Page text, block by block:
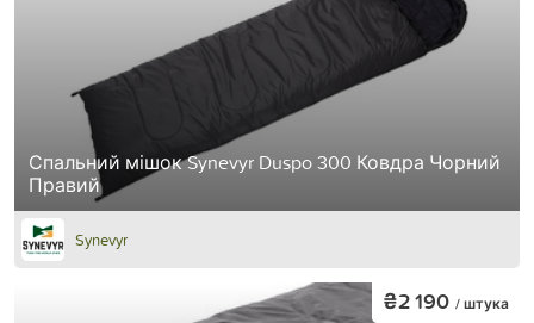
Спальний мішок Synevyr Duspo 300 Ковдра Чорний
Правий
Synevyr
₴2 190 / штука